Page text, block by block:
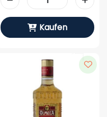
Kaufen